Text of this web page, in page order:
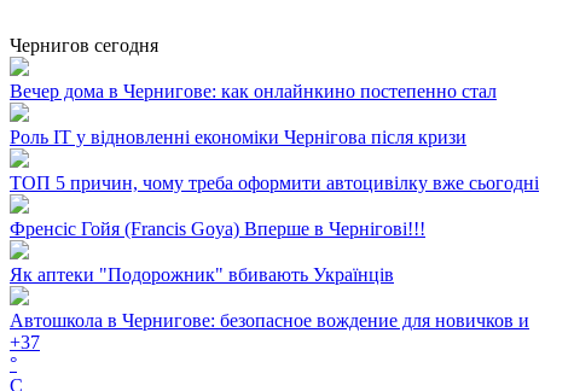
Чернигов сегодня
Вечер дома в Чернигове: как онлайнкино постепенно стал
Роль ІТ у відновленні економіки Чернігова після кризи
ТОП 5 причин, чому треба оформити автоцивілку вже сьогодні
Френсіс Гойя (Francis Goya) Вперше в Чернігові!!!
Як аптеки "Подорожник" вбивають Українців
Автошкола в Чернигове: безопасное вождение для новичков и
+37
°
C